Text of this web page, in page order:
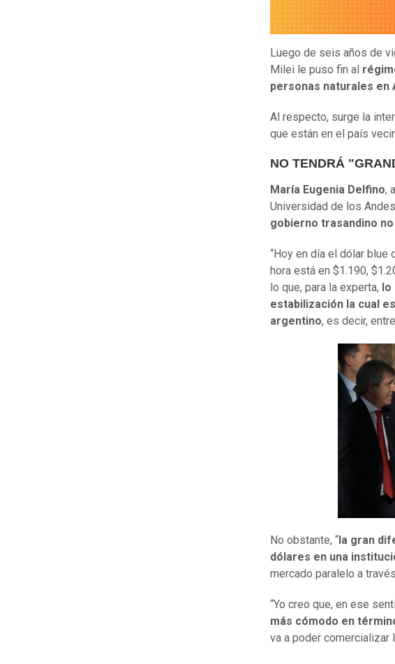
Luego de seis años de
Milei le puso fin al
personas naturales en
Al respecto, surge la
que están en el país
NO TENDRÁ
María Eugenia Delfino,
Universidad de los
gobierno trasandino
“Hoy en día el dólar blue
hora está en $1.190,
lo que, para la experta,
estabilización la cual
argentino, es decir,
No obstante, “ la gran
dólares en una
mercado paralelo a
“Yo creo que, en ese
más cómodo en
va a poder comercializar